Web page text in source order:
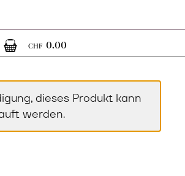
CHF 0.00
dieses Produkt kann
werden.